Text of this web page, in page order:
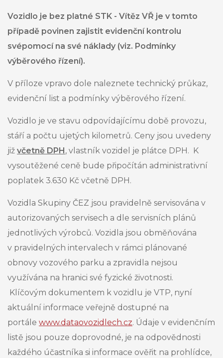
Vozidlo je bez platné STK - Vítěz VŘ je v tomto
případě povinen zajistit evidenční kontrolu
svépomocí na své náklady (viz. Podmínky
výběrového řízení).
V příloze vpravo dole naleznete technický průkaz,
evidenční list a podmínky výběrového řízení.
Vozidlo je ve stavu odpovídajícímu době provozu,
stáří a počtu ujetých kilometrů. Ceny jsou uvedeny
již včetně DPH , vlastník vozidel je plátce DPH. K
vysoutěžené ceně bude připočítán administrativní
poplatek 3.630 Kč včetně DPH.
Vozidla Skupiny ČEZ jsou pravidelně servisována v
autorizovaných servisech a dle servisních plánů
jednotlivých výrobců. Vozidla jsou obměňována
v pravidelných intervalech v rámci plánované
obnovy vozového parku a zpravidla nejsou
využívána na hranici své fyzické životnosti.
Klíčovým dokumentem k vozidlu je VTP, nyní
aktuální informace veřejně dostupné na
portále www.dataovozidlech.cz. Údaje v evidenčním
listě jsou pouze doprovodné, je na odpovědnosti
každého účastníka si informace ověřit na prohlídce,